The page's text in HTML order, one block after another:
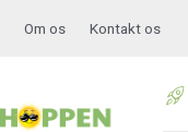
Om os Kontakt os